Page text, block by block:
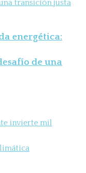
energética:
de una